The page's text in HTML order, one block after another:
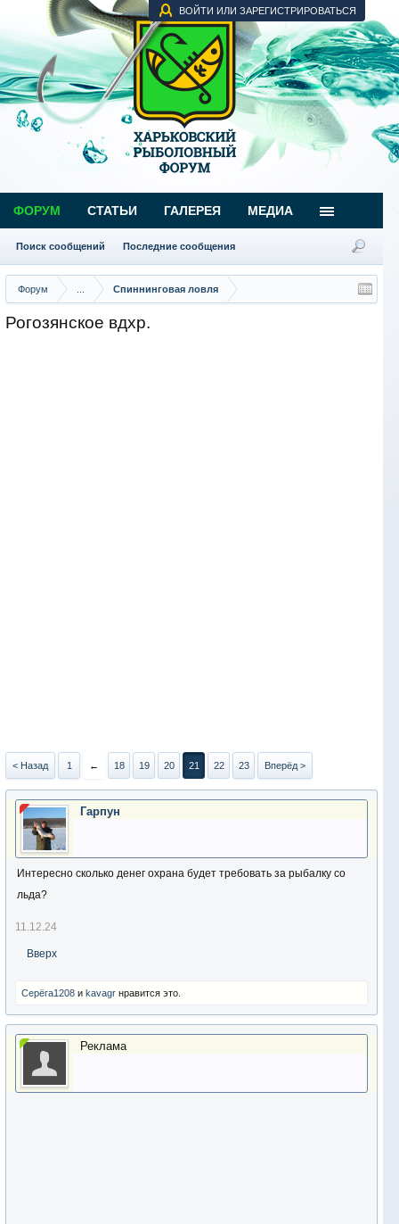
ВОЙТИ ИЛИ ЗАРЕГИСТРИРОВАТЬСЯ
Форум Спиннинговая ловля
Рогозянское вдхр.
< Назад 1 ← 18 19 20 21 22 23 Вперёд >
Гарпун
Интересно сколько денег охрана будет требовать за рыбалку со
льда?
11.12.24
Вверх
Серёга1208 и kavagr нравится это.
Реклама
ФОРУМ
Поиск сообщений Последние сообщения
СТАТЬИ ГАЛЕРЕЯ МЕДИА